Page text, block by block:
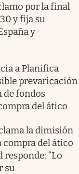
por la final
y fija su
y
a Planifica
prevaricación
de fondos
del ático
la dimisión
compra del ático
responde: “Lo
su